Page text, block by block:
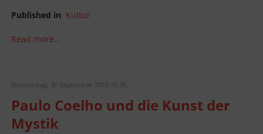
Published in Kultur
Read more...
Donnerstag, 30 September 2010 16:38
Paulo Coelho und die Kunst der
Mystik